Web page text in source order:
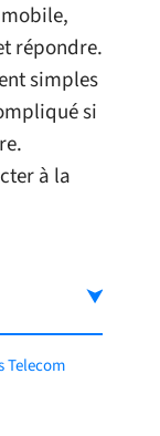
répondre.
simples
si
à la
Telecom